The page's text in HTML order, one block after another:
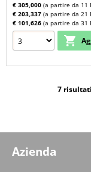
€ 305,000 (a partire da 11
€ 203,337 (a partire da 21
€ 101,626 (a partire da 31
7
Azienda